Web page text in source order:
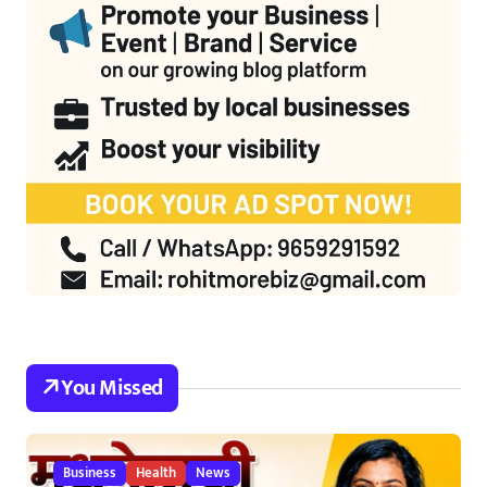
You Missed
Business Health News